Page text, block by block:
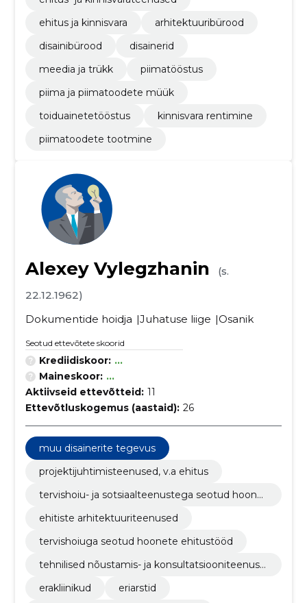
ehitus ja kinnisvara
arhitektuuribürood
disainibürood
disainerid
meedia ja trükk
piimatööstus
piima ja piimatoodete müük
toiduainetetööstus
kinnisvara rentimine
piimatoodete tootmine
Alexey Vylegzhanin
(s.
22.12.1962)
Dokumentide hoidja
Juhatuse liige Osanik
Seotud ettevõtete skoorid
Krediidiskoor: ...
Maineskoor: ...
Aktiivseid ettevõtteid: 11
Ettevõtluskogemus (aastaid): 26
muu disainerite tegevus
projektijuhtimisteenused, v.a ehitus
tervishoiu- ja sotsiaalteenustega seotud hoonet
öd
ehitiste arhitektuuriteenused
tervishoiuga seotud hoonete ehitustööd
tehnilised nõustamis- ja konsultatsiooniteenuse
erakliinikud
eriarstid